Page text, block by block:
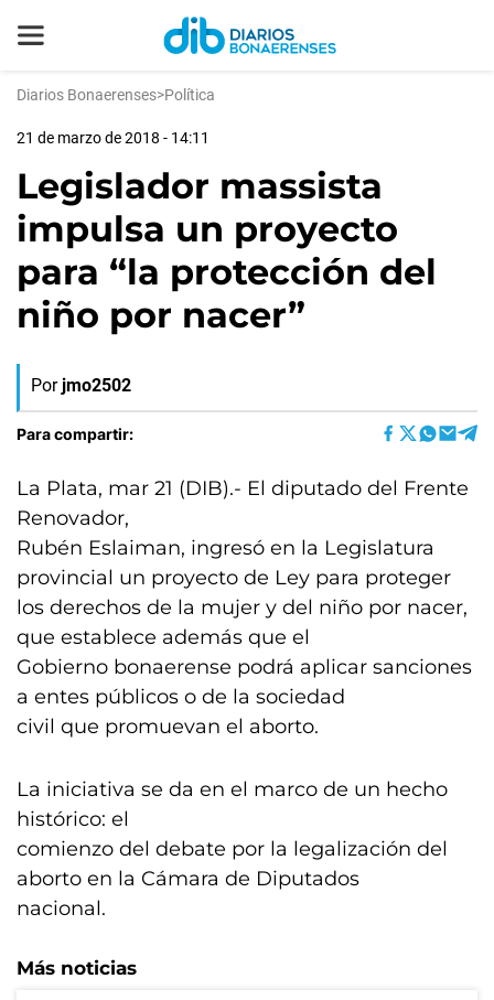
Diarios Bonaerenses>Política
21 de marzo de 2018 - 14:11
Legislador massista
impulsa un proyecto
para “la protección del
niño por nacer”
Por jmo2502
Para compartir:
La Plata, mar 21 (DIB).- El diputado del Frente
Renovador,
Rubén Eslaiman, ingresó en la Legislatura
provincial un proyecto de Ley para proteger
los derechos de la mujer y del niño por nacer,
que establece además que el
Gobierno bonaerense podrá aplicar sanciones
a entes públicos o de la sociedad
civil que promuevan el aborto.
La iniciativa se da en el marco de un hecho
histórico: el
comienzo del debate por la legalización del
aborto en la Cámara de Diputados
nacional.
Más noticias